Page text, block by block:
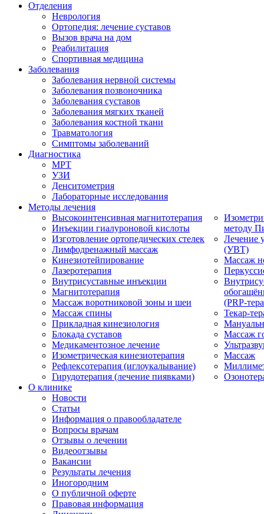
Отделения
Неврология
Ортопедия: лечение суставов
Вызов врача на дом
Реабилитация
Спортивная медицина
Заболевания
Заболевания нервной системы
Заболевания позвоночника
Заболевания суставов
Заболевания мягких тканей
Заболевания костной ткани
Травматология
Симптомы заболеваний
Диагностика
МРТ
УЗИ
Денситометрия
Лабораторные исследования
Методы лечения
Высокоинтенсивная магнитотерапия
Инъекции гиалуроновой кислоты
Изготовление ортопедических стелек
Лимфодренажный массаж
Кинезиотейпирование
Лазеротерапия
Внутрисуставные инъекции
Магнитотерапия
Массаж воротниковой зоны и шеи
Массаж спины
Прикладная кинезиология
Блокада суставов
Медикаментозное лечение
Изометрическая кинезиотерапия
Рефлексотерапия (иглоукалывание)
Гирудотерапия (лечение пиявками)
методу
Лечение
(УВТ)
Массаж
(PRP-
Текар-
Массаж
Массаж
О клинике
Новости
Статьи
Информация о правообладателе
Вопросы врачам
Отзывы о лечении
Видеоотзывы
Вакансии
Результаты лечения
Иногородним
О публичной оферте
Правовая информация